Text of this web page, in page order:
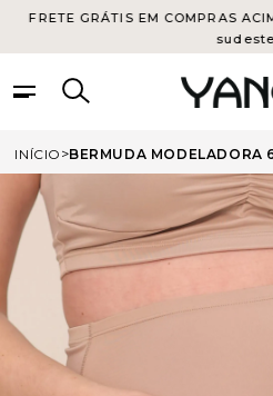
FRETE GRÁTIS EM COMPRAS
INÍCIO BERMUDA MODELADORA